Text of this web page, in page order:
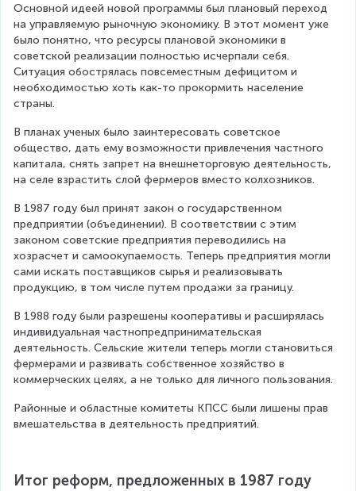
Основной идеей новой программы был плановый переход
на управляемую рыночную экономику. В этот момент уже
было понятно, что ресурсы плановой экономики в
советской реализации полностью исчерпали себя.
Ситуация обострялась повсеместным дефицитом и
необходимостью хоть как-то прокормить население
страны.
В планах ученых было заинтересовать советское
общество, дать ему возможности привлечения частного
капитала, снять запрет на внешнеторговую деятельность,
на селе взрастить слой фермеров вместо колхозников.
В 1987 году был принят закон о государственном
предприятии (объединении). В соответствии с этим
законом советские предприятия переводились на
хозрасчет и самоокупаемость. Теперь предприятия могли
сами искать поставщиков сырья и реализовывать
продукцию, в том числе путем продажи за границу.
В 1988 году были разрешены кооперативы и расширялась
индивидуальная частнопредпринимательская
деятельность. Сельские жители теперь могли становиться
фермерами и развивать собственное хозяйство в
коммерческих целях, а не только для личного пользования.
Районные и областные комитеты КПСС были лишены прав
вмешательства в деятельность предприятий.
Итог реформ, предложенных в 1987 году